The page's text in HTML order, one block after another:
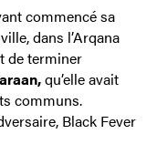
commencé sa
dans l’Arqana
de terminer
qu’elle avait
communs.
Black Fever